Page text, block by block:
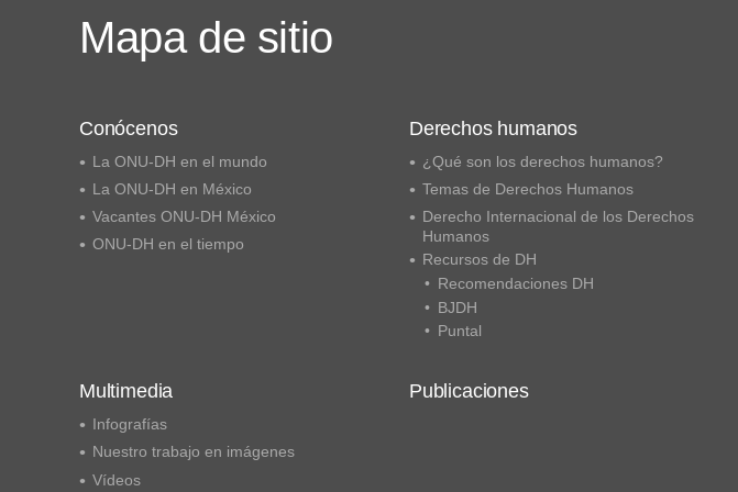
Mapa de sitio
Conócenos
La ONU-DH en el mundo
La ONU-DH en México
Vacantes ONU-DH México
ONU-DH en el tiempo
Derechos humanos
¿Qué son los derechos humanos?
Temas de Derechos Humanos
Derecho Internacional de los Derechos
Humanos
Recursos de DH
Recomendaciones DH
BJDH
Puntal
Multimedia
Infografías
Nuestro trabajo en imágenes
Vídeos
Publicaciones